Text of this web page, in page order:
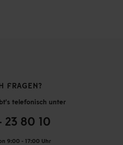
FRAGEN?
telefonisch unter
23 80 10
9:00 - 17:00 Uhr